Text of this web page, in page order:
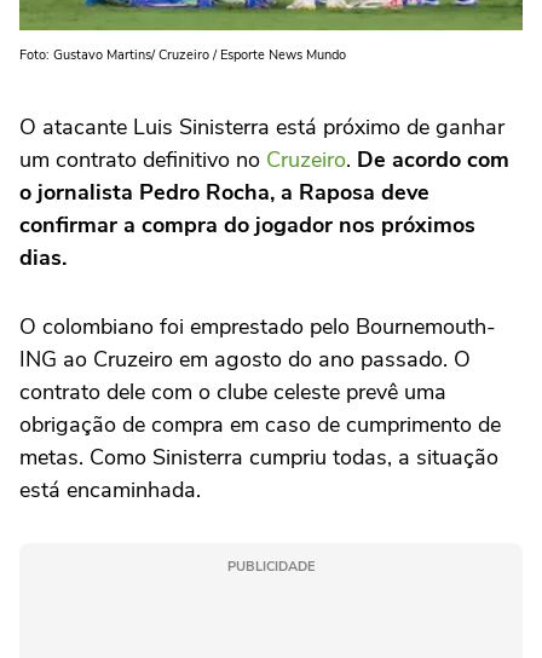
Foto: Gustavo Martins/ Cruzeiro / Esporte News Mundo
O atacante Luis Sinisterra está próximo de ganhar
um contrato definitivo no Cruzeiro. De acordo com
o jornalista Pedro Rocha, a Raposa deve
confirmar a compra do jogador nos próximos
dias.
O colombiano foi emprestado pelo Bournemouth-
ING ao Cruzeiro em agosto do ano passado. O
contrato dele com o clube celeste prevê uma
obrigação de compra em caso de cumprimento de
metas. Como Sinisterra cumpriu todas, a situação
está encaminhada.
PUBLICIDADE